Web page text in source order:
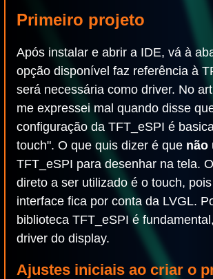
Primeiro projeto
Após instalar e abrir a IDE, vá à
opção disponível faz referência à
será necessária como driver. No
me expressei mal quando disse
configuração da TFT_eSPI é
touch". O que quis dizer é que não
TFT_eSPI para desenhar na tela.
direto a ser utilizado é o touch,
interface fica por conta da LVGL.
biblioteca TFT_eSPI é
driver do display.
Ajustes iniciais ao criar o